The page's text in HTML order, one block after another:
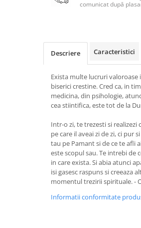
Medicina & Farmacie
Medicina Pentru Toti
Starea de bine
Biografii, Memorii, Jurnale
comunicat după
Descriere Caracteristici
Exista multe lucruri valoroase
biserici crestine. Cred ca, in
medicina, din psihologie,
cea stiintifica, este tot de la
Intr-o zi, te trezesti si
pe care il aveai zi de zi, ci pur
tau pe Pamant si de ce te afli
este scopul sau. Te intrebi de
in care exista. Si abia atunci
isi gasesc raspuns si creeaza
momentul trezirii spirituale. -
Informatii conformitate